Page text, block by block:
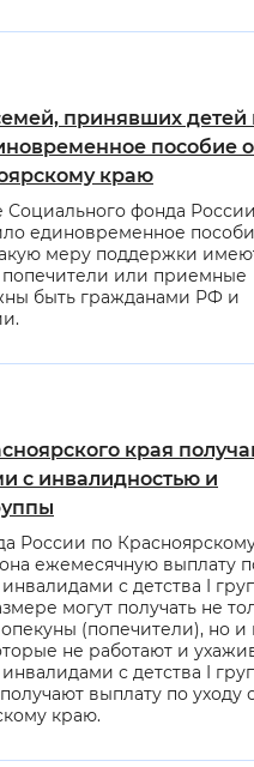
принявших детей
пособие
краю
Социального фонда
единовременное
меру поддержки
или приемные
быть гражданами РФ и
края
с инвалидностью и
России по
ежемесячную выплату
с детства I
могут получать не
(попечители), но и
не работают и
с детства I
выплату по уходу
краю.